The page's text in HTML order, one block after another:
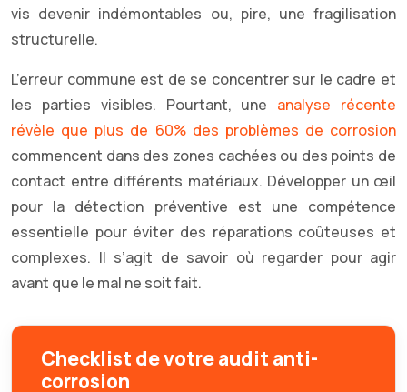
vis devenir indémontables ou, pire, une fragilisation
structurelle.
L’erreur commune est de se concentrer sur le cadre et
les parties visibles. Pourtant, une analyse récente
révèle que plus de 60% des problèmes de corrosion
commencent dans des zones cachées ou des points de
contact entre différents matériaux. Développer un œil
pour la détection préventive est une compétence
essentielle pour éviter des réparations coûteuses et
complexes. Il s’agit de savoir où regarder pour agir
avant que le mal ne soit fait.
Checklist de votre audit anti-
corrosion